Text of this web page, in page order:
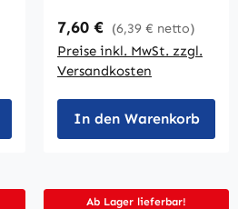
Regulärer Preis:
7,60 € (6,39 € netto)
Preise inkl. MwSt. zzgl.
Versandkosten
In den Warenkorb
Ab Lager lieferbar!